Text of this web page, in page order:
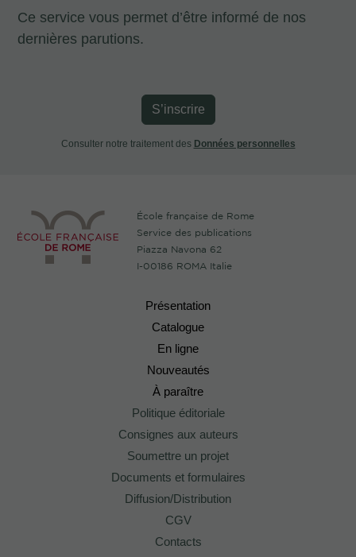
Ce service vous permet d’être informé de nos
dernières parutions.
S’inscrire
Consulter notre traitement des Données personnelles
École française de Rome
Service des publications
Piazza Navona 62
I-00186 ROMA Italie
Présentation
Catalogue
En ligne
Nouveautés
À paraître
Politique éditoriale
Consignes aux auteurs
Soumettre un projet
Documents et formulaires
Diffusion/Distribution
CGV
Contacts